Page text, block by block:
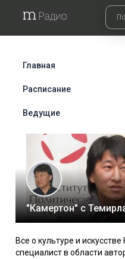
Главная
Расписание
Ведущие
"Камертон" с
Все о культуре и
специалист в области